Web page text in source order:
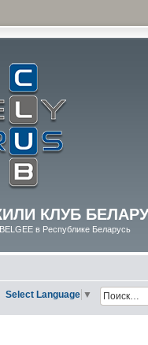
КЛУБ
в Республике Беларусь
Select Language ▼